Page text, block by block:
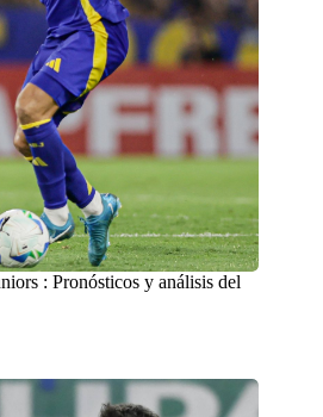
: Pronósticos y análisis del